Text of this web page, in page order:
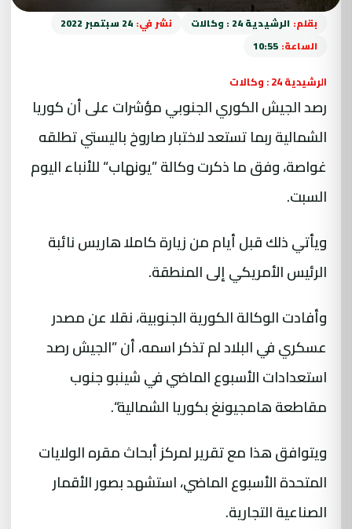
بقلم: الرشيدية 24 : وكالات نشر في: 24 سبتمبر 2022
الساعة: 10:55
الرشيدية 24 : وكالات
رصد الجيش الكوري الجنوبي مؤشرات على أن كوريا
الشمالية ربما تستعد لاختبار صاروخ باليستي تطلقه
غواصة، وفق ما ذكرت وكالة ”يونهاب“ للأنباء اليوم
السبت.
ويأتي ذلك قبل أيام من زيارة كاملا هاريس نائبة
الرئيس الأمريكي إلى المنطقة.
وأفادت الوكالة الكورية الجنوبية، نقلا عن مصدر
عسكري في البلاد لم تذكر اسمه، أن ”الجيش رصد
استعدادات الأسبوع الماضي في شينبو جنوب
مقاطعة هامجيونغ بكوريا الشمالية“.
ويتوافق هذا مع تقرير لمركز أبحاث مقره الولايات
المتحدة الأسبوع الماضي، استشهد بصور الأقمار
الصناعية التجارية.